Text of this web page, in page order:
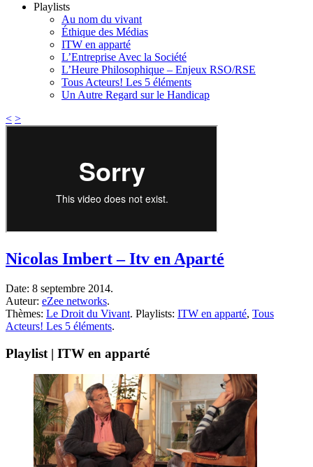
Playlists
Au nom du vivant
Éthique des Médias
ITW en apparté
L’Entreprise Avec la Société
L’Heure Philosophique – Enjeux RSO/RSE
Tous Acteurs! Les 5 éléments
Un Autre Regard sur le Handicap
< >
Nicolas Imbert – Itv en Aparté
Date: 8 septembre 2014.
Auteur: eZee networks.
Thèmes: Le Droit du Vivant. Playlists: ITW en apparté, Tous
Acteurs! Les 5 éléments.
Playlist | ITW en apparté